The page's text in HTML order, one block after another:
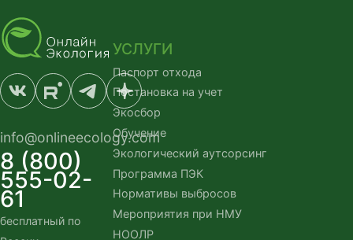
info@onlineecology.com
8 (800)
555-02-
61
бесплатный по
УСЛУГИ
Паспорт отхода
Постановка на учет
Экосбор
Обучение
Экологический аутсорсинг
Программа ПЭК
Нормативы выбросов
Мероприятия при НМУ
НООЛР